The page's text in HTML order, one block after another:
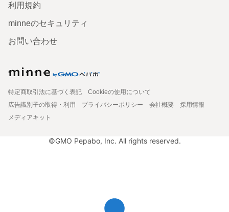
利用規約
minneのセキュリティ
お問い合わせ
特定商取引法に基づく表記
Cookieの使用について
広告識別子の取得・利用
プライバシーポリシー 会社概要
採用情報
メディアキット
©GMO Pepabo, Inc. All rights reserved.